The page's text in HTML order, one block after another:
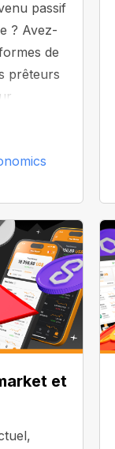
passif
? Avez-
de
prêteurs
cela
et